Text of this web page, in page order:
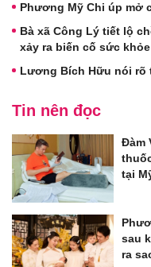
Phương Mỹ Chi úp mở
Bà xã Công Lý tiết lộ
xảy ra biến cố sức khỏe
Lương Bích Hữu nói rõ
Tin nên đọc
Đàm
tại
sau
ra